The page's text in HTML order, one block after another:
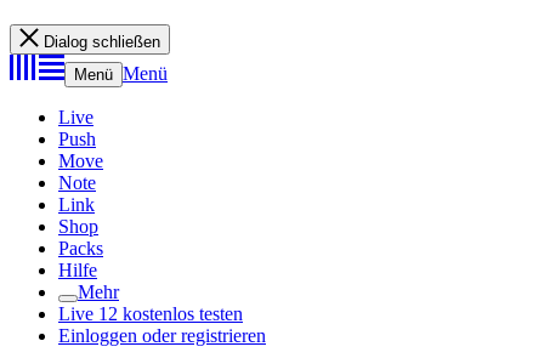
Dialog schließen
Menü Menü
Live
Push
Move
Note
Link
Shop
Packs
Hilfe
Mehr
Live 12 kostenlos testen
Einloggen oder registrieren